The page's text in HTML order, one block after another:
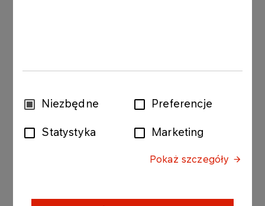
WybórNiezbędne Preferencje
Statystyka Marketing
Pokaż szczegóły